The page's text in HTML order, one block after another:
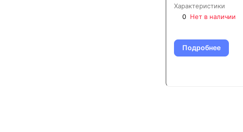
Характеристики
0 Нет в наличии
Подробнее